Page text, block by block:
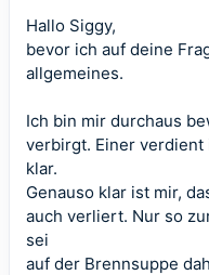
Hallo Siggy,
bevor ich auf deine
allgemeines.
Ich bin mir durchaus
verbirgt. Einer verdient
klar.
Genauso klar ist mir,
auch verliert. Nur so
sei
auf der Brennsuppe